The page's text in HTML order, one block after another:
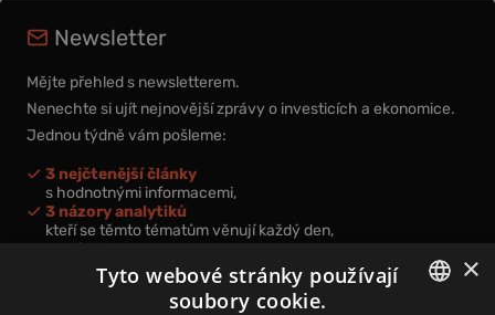
Newsletter
Mějte přehled s newsletterem.
Nenechte si ujít nejnovější zprávy o investicích a ekonomice.
Jednou týdně vám pošleme:
3 nejčtenější články
s hodnotnými informacemi,
3 názory analytiků
kteří se těmto tématům věnují každý den,
nová videa a podcasty
k prohloubení vašich znalostí.
×
Tyto webové stránky používají
soubory cookie.